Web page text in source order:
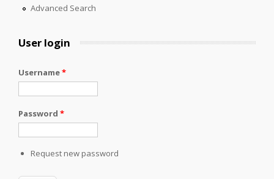
Advanced Search
User login
Username*
Password *
Request new password